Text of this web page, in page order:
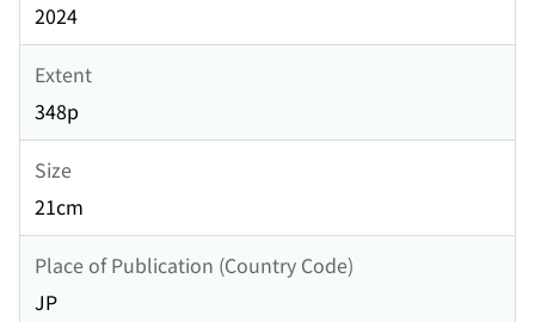
2024
Extent
348p
Size
21cm
Place of Publication (Country Code)
JP